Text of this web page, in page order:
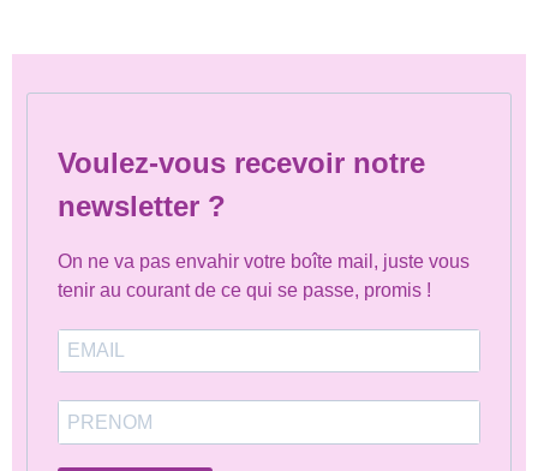
Voulez-vous recevoir notre
newsletter ?
On ne va pas envahir votre boîte mail, juste vous
tenir au courant de ce qui se passe, promis !